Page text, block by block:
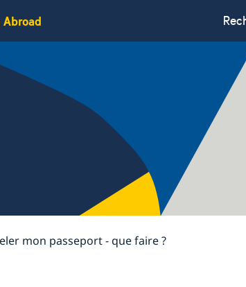
Abroad
mon passeport - que faire ?